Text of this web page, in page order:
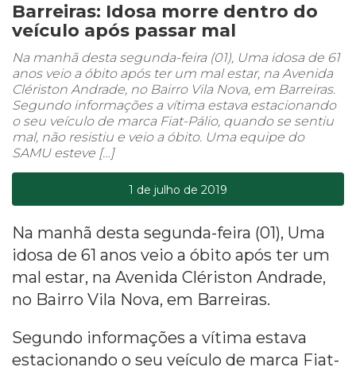
Barreiras: Idosa morre dentro do
veículo após passar mal
Na manhã desta segunda-feira (01), Uma idosa de 61
anos veio a óbito após ter um mal estar, na Avenida
Clériston Andrade, no Bairro Vila Nova, em Barreiras.
Segundo informações a vítima estava estacionando
o seu veículo de marca Fiat-Pálio, quando se sentiu
mal, não resistiu e veio a óbito. Uma equipe do
SAMU esteve […]
1 de julho de 2019
Na manhã desta segunda-feira (01), Uma
idosa de 61 anos veio a óbito após ter um
mal estar, na Avenida Clériston Andrade,
no Bairro Vila Nova, em Barreiras.
Segundo informações a vítima estava
estacionando o seu veículo de marca Fiat-